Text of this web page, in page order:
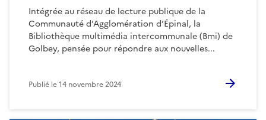
Intégrée au réseau de lecture publique de la
Communauté d’Agglomération d’Épinal, la
Bibliothèque multimédia intercommunale (Bmi) de
Golbey, pensée pour répondre aux nouvelles...
Publié le14 novembre 2024